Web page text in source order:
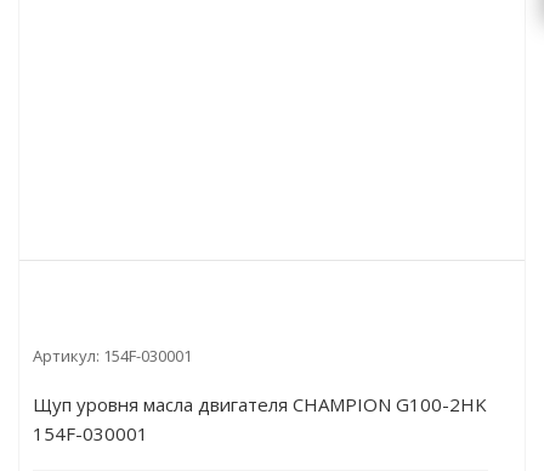
Артикул: 154F-030001
Щуп уровня масла двигателя CHAMPION G100-2HK
154F-030001